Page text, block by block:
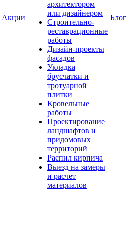
Акции
архитектором
или дизайнером
Строительно-
реставрационные
работы
Дизайн-проекты
фасадов
Укладка
брусчатки и
тротуарной
плитки
Кровельные
работы
Проектирование
ландшафтов и
придомовых
территорий
Распил кирпича
Выезд на замеры
и расчет
материалов
Блог